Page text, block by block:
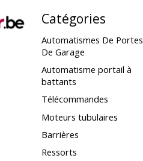
Catégories
Automatismes De Portes
De Garage
Automatisme portail à
battants
Télécommandes
Moteurs tubulaires
Barrières
Ressorts